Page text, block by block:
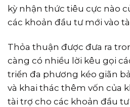
kỳ nhận thức tiêu cực nào
các khoản đầu tư mới vào
Thỏa thuận được đưa ra
càng có nhiều lời kêu gọi
triển đa phương kéo giãn
và khai thác thêm vốn của
tài trợ cho các khoản đầu